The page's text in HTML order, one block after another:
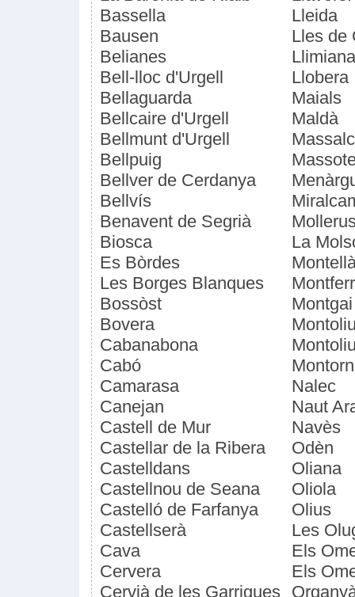
Bassella
Bausen
Belianes
Bell-lloc d'Urgell
Bellaguarda
Bellcaire d'Urgell
Bellmunt d'Urgell
Bellpuig
Bellver de Cerdanya
Bellvís
Benavent de Segrià
Biosca
Es Bòrdes
Les Borges Blanques
Bossòst
Bovera
Cabanabona
Cabó
Camarasa
Canejan
Castell de Mur
Castellar de la Ribera
Castelldans
Castellnou de Seana
Castelló de Farfanya
Castellserà
Cava
Cervera
Cervià de les Garrigues
Lleida
Lles de
Llimiana
Llobera
Maials
Maldà
La
Montgai
Nalec
Naut
Navès
Odèn
Oliana
Oliola
Olius
Les
Els
Els